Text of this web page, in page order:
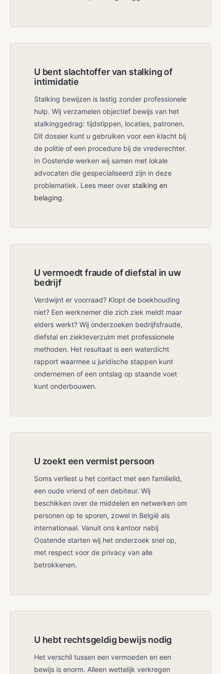
U bent slachtoffer van stalking of
intimidatie
Stalking bewijzen is lastig zonder professionele
hulp. Wij verzamelen objectief bewijs van het
stalkinggedrag: tijdstippen, locaties, patronen.
Dit dossier kunt u gebruiken voor een klacht bij
de politie of een procedure bij de vrederechter.
In Oostende werken wij samen met lokale
advocaten die gespecialiseerd zijn in deze
problematiek. Lees meer over stalking en
belaging.
U vermoedt fraude of diefstal in uw
bedrijf
Verdwijnt er voorraad? Klopt de boekhouding
niet? Een werknemer die zich ziek meldt maar
elders werkt? Wij onderzoeken bedrijfsfraude,
diefstal en ziekteverzuim met professionele
methoden. Het resultaat is een waterdicht
rapport waarmee u juridische stappen kunt
ondernemen of een ontslag op staande voet
kunt onderbouwen.
U zoekt een vermist persoon
Soms verliest u het contact met een familielid,
een oude vriend of een debiteur. Wij
beschikken over de middelen en netwerken om
personen op te sporen, zowel in België als
internationaal. Vanuit ons kantoor nabij
Oostende starten wij het onderzoek snel op,
met respect voor de privacy van alle
betrokkenen.
U hebt rechtsgeldig bewijs nodig
Het verschil tussen een vermoeden en een
bewijs is enorm. Alleen wettelijk verkregen